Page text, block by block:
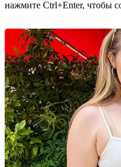
нажмите Ctrl+Enter, чтобы